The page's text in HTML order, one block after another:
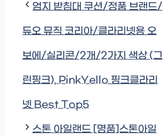
엄지 받침대 쿠션/정품 브랜드/
듀오 뮤직 코리아/클라리넷용 오
보에/실리콘/2개/2가지 색상 (그
린핑크), PinkYello 핑크클라리
넷 Best Top5
스톤 아일랜드 [명품]스톤아일